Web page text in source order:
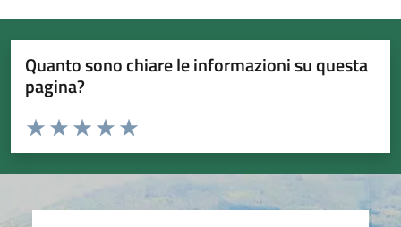
Quanto sono chiare le informazioni su questa
pagina?
Valuta da 1 a 5 stelle la pagina
Valuta 5 stelle su 5
Valuta 4 stelle su 5
Valuta 3 stelle su 5
Valuta 2 stelle su 5
Valuta 1 stelle su 5